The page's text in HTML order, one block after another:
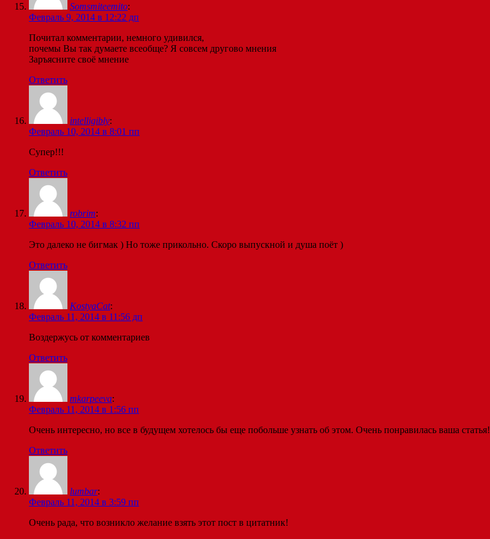
Somsmiteemito:
Февраль 9, 2014 в 12:22 дп
Почитал комментарии, немного удивился,
почемы Вы так думаете всеобще? Я совсем другово мнения
Заръясните своё мнение
Ответить
intelligibly:
Февраль 10, 2014 в 8:01 пп
Супер!!!
Ответить
robrim:
Февраль 10, 2014 в 8:32 пп
Это далеко не бигмак ) Но тоже прикольно. Скоро выпускной и душа поёт )
Ответить
KostyaCat:
Февраль 11, 2014 в 11:56 дп
Воздержусь от комментариев
Ответить
mkarpeeva:
Февраль 11, 2014 в 1:56 пп
Очень интересно, но все в будущем хотелось бы еще побольше узнать об этом. Очень понравилась ваша статья!
Ответить
lumbar:
Февраль 11, 2014 в 3:59 пп
Очень рада, что возникло желание взять этот пост в цитатник!